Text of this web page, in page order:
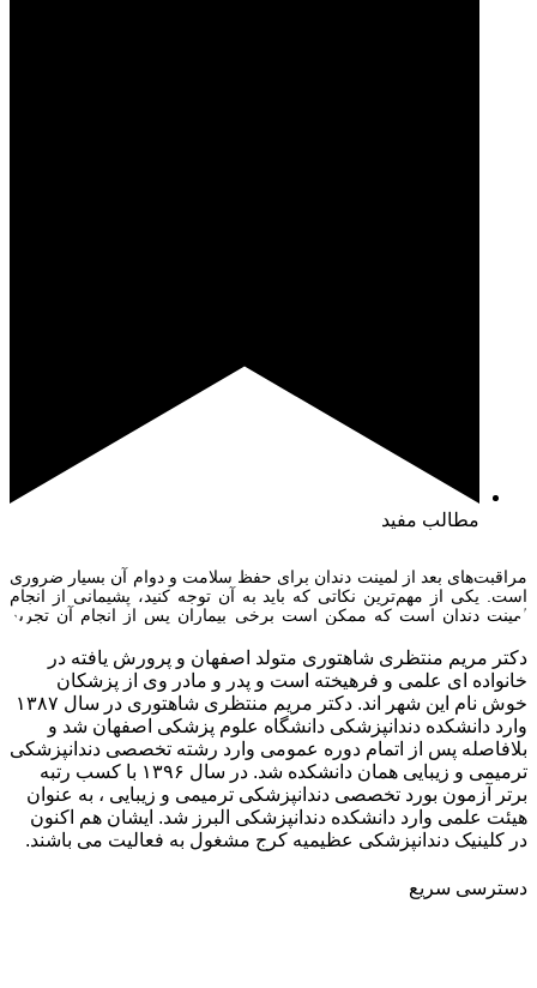
مطالب مفید
مراقبت‌های بعد از لمینت دندان برای حفظ سلامت و دوام آن بسیار ضروری
است. یکی از مهم‌ترین نکاتی که باید به آن توجه کنید، پشیمانی از انجام
لمینت دندان است که ممکن است برخی بیماران پس از انجام آن تجربه
مرور زمان ایجاد […]
دکتر مریم منتظری شاهتوری متولد اصفهان و پرورش یافته در
خانواده ای علمی و فرهیخته است و پدر و مادر وی از پزشکان
خوش نام این شهر اند. دکتر مریم منتظری شاهتوری در سال ۱۳۸۷
وارد دانشکده دندانپزشکی دانشگاه علوم پزشکی اصفهان شد و
بلافاصله پس از اتمام دوره عمومی وارد رشته تخصصی دندانپزشکی
ترمیمی و زیبایی همان دانشکده شد. در سال ۱۳۹۶ با کسب رتبه
برتر آزمون بورد تخصصی دندانپزشکی ترمیمی و زیبایی ، به عنوان
هیئت علمی وارد دانشکده دندانپزشکی البرز شد. ایشان هم اکنون
در کلینیک دندانپزشکی عظیمیه کرج مشغول به فعالیت می باشند.
دسترسی سریع